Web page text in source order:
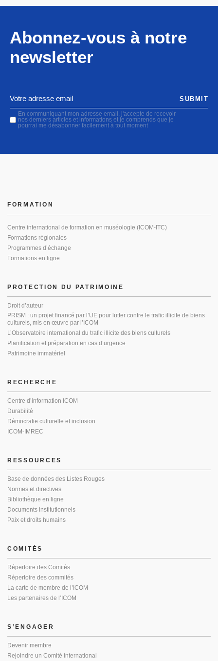
Abonnez-vous à notre
newsletter
En communiquant mon adresse email, j'accepte de recevoir
nos derniers articles et informations et je comprends que je
pourrai me désabonner facilement à tout moment
SUBMIT
PROTECTION DU PATRIMOINE
Droit d’auteur
PRISM : un projet financé par l’UE pour lutter contre le trafic illicite de biens
culturels, mis en œuvre par l’ICOM
L’Observatoire international du trafic illicite des biens culturels
Planification et préparation en cas d’urgence
Patrimoine immatériel
FORMATION
Centre international de formation en muséologie (ICOM-ITC)
Formations régionales
Programmes d’échange
Formations en ligne
RECHERCHE
Centre d’information ICOM
Durabilité
Démocratie culturelle et inclusion
ICOM-IMREC
RESSOURCES
Base de données des Listes Rouges
Normes et directives
Bibliothèque en ligne
Documents institutionnels
Paix et droits humains
COMITÉS
Répertoire des Comités
Répertoire des commités
La carte de membre de l’ICOM
Les partenaires de l’ICOM
S’ENGAGER
Devenir membre
Rejoindre un Comité international